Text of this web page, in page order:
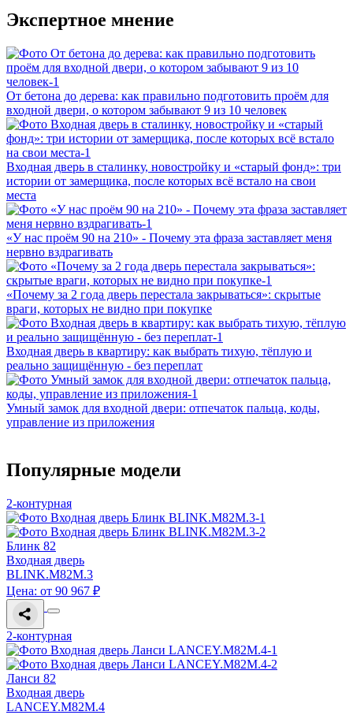
Экспертное мнение
От бетона до дерева: как правильно подготовить проём для
входной двери, о котором забывают 9 из 10 человек
Входная дверь в сталинку, новостройку и «старый фонд»: три
истории от замерщика, после которых всё встало на свои
места
«У нас проём 90 на 210» - Почему эта фраза заставляет меня
нервно вздрагивать
«Почему за 2 года дверь перестала закрываться»: скрытые
враги, которых не видно при покупке
Входная дверь в квартиру: как выбрать тихую, тёплую и
реально защищённую - без переплат
Умный замок для входной двери: отпечаток пальца, коды,
управление из приложения
Популярные модели
2-контурная
Блинк 82
Входная дверь
BLINK.M82M.3
Цена: от 90 967 ₽
2-контурная
Ланси 82
Входная дверь
LANCEY.M82M.4